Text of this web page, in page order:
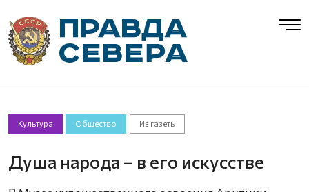
Культура Общество Из газеты
Душа народа – в его искусстве